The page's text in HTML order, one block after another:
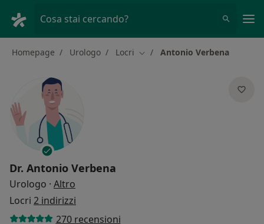
Cosa stai cercando?
Homepage Urologo Locri Cambia città
Antonio Verbena
Dr. Antonio Verbena
Urologo · Altro
Locri 2 indirizzi
270 recensioni